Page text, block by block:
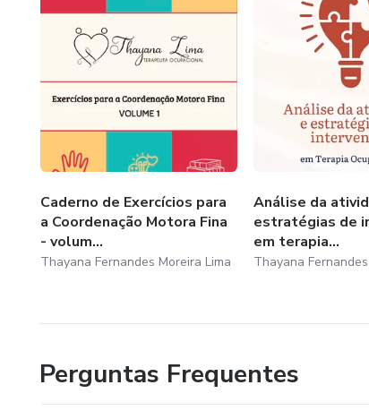
Caderno de Exercícios para
a Coordenação Motora Fina
- volum...
Thayana Fernandes Moreira Lima
Análise da
estratégias de
em terapia...
Thayana
Perguntas Frequentes